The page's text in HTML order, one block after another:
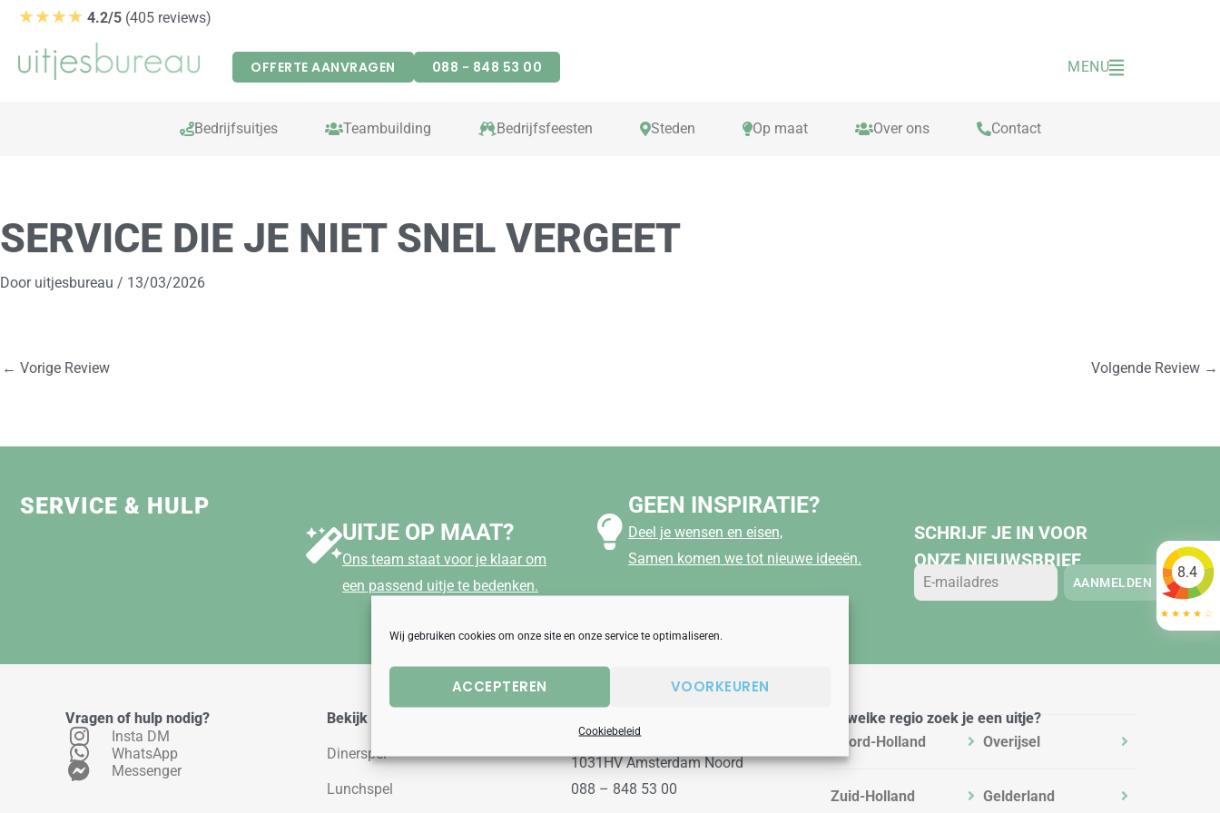
Wij gebruiken cookies om onze site en onze service te optimaliseren.
ACCEPTEREN VOORKEUREN
Cookiebeleid
★★★★ 4.2/5 (405 reviews)
OFFERTE AANVRAGEN 088 - 848 53 00 MENU
Bedrijfsuitjes Teambuilding Bedrijfsfeesten Steden Op maat Over ons Contact
SERVICE DIE JE NIET SNEL VERGEET
Door uitjesbureau / 13/03/2026
← Vorige Review Volgende Review →
SERVICE & HULP
UITJE OP MAAT?
Ons team staat voor je klaar om
een passend uitje te bedenken.
GEEN INSPIRATIE?
Deel je wensen en eisen,
Samen komen we tot nieuwe ideeën.
SCHRIJF JE IN VOOR
ONZE NIEUWSBRIEF
AANMELDEN
Vragen of hulp nodig?
Insta DM
WhatsApp
Messenger
Bekijk ons aanbod
Dinerspel
Lunchspel
Wilgenweg 10a
1031HV Amsterdam Noord
088 – 848 53 00
In welke regio zoek je een uitje?
Noord-Holland
Zuid-Holland
Overijsel
Gelderland
8.4